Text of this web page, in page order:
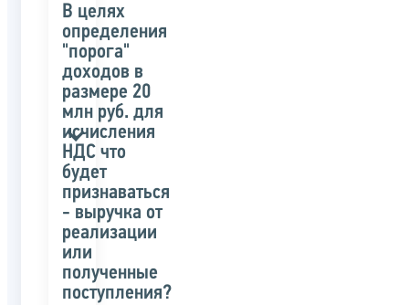
В целях
определения
"порога"
доходов в
размере 20
млн руб. для
исчисления
НДС что
будет
признаваться
- выручка от
реализации
или
полученные
поступления?